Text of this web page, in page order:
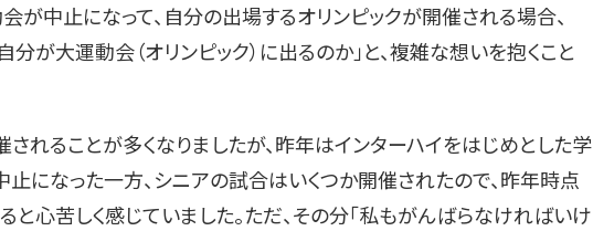
が中止になって、自分の出場するオリンピックが開催される場合、
が大運動会（オリンピック）に出るのか」と、複雑な想いを抱くこと
れることが多くなりましたが、昨年はインターハイをはじめとした学
になった一方、シニアの試合はいくつか開催されたので、昨年時点
と心苦しく感じていました。ただ、その分「私もがんばらなければいけ